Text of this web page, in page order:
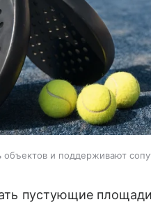
и поддерживают
пустующие